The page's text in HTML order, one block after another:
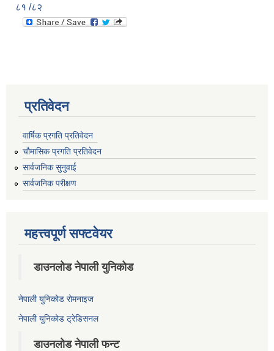
८१ /८२
प्रतिवेदन
वार्षिक प्रगति प्रतिवेदन
चौमासिक प्रगति प्रतिवेदन
सार्वजनिक सुनुवाई
सार्वजनिक परीक्षण
महत्त्वपूर्ण सफ्टवेयर
डाउनलोड नेपाली युनिकोड
नेपाली युनिकोड रोमनाइज
नेपाली युनिकोड ट्रेडिसनल
डाउनलोड नेपाली फन्ट